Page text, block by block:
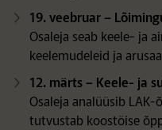
19. veebruar – L
Osaleja seab keele- ja
keelemudeleid ja
12. märts – Keele- ja
Osaleja analüüsib
tutvustab koostöise